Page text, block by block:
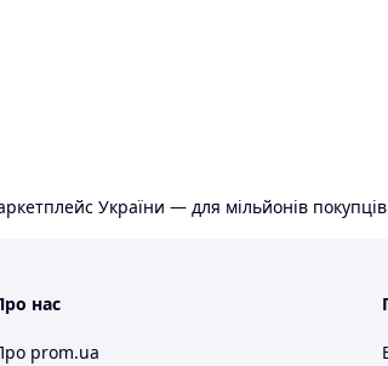
України — для мільйонів
нас
prom.ua